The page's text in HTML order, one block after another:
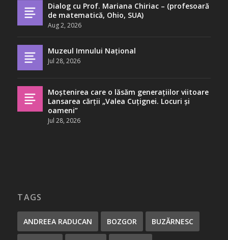
Dialog cu Prof. Mariana Chiriac – (profesoară
de matematică, Ohio, SUA)
Aug 2, 2026
Muzeul Imnului Național
Jul 28, 2026
Moștenirea care o lăsăm generațiilor viitoare
Lansarea cărții „Valea Cuțignei. Locuri și
oameni”
Jul 28, 2026
TAGS
ANDREEA RADUCAN BOZGOR BUZĂRNESC